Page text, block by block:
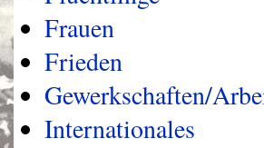
Frauen
Frieden
Gewerkschaften/
Internationales